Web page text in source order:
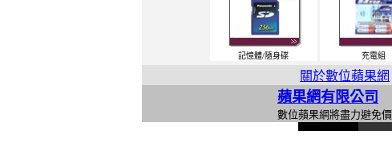
記憶體/隨身碟 充電組
關於數位蘋果網
蘋果網有限公司
數位蘋果網將盡力避免